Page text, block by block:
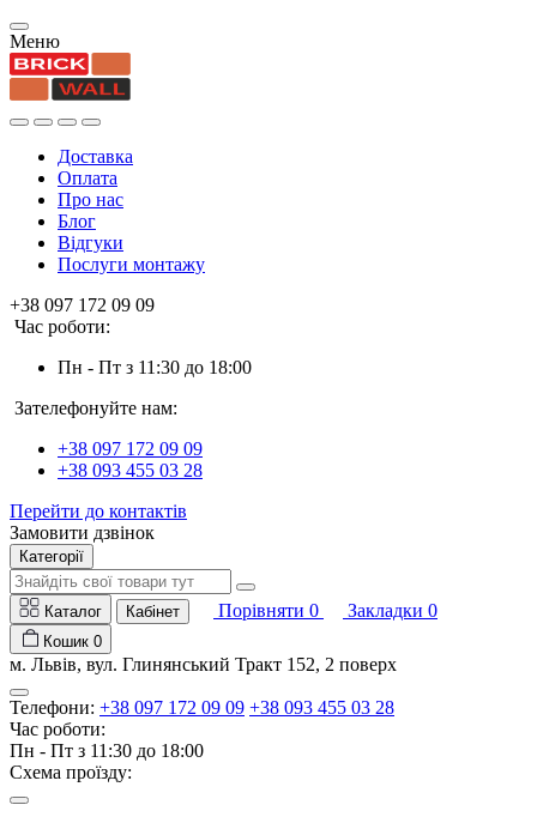
Меню
Доставка
Оплата
Про нас
Блог
Відгуки
Послуги монтажу
+38 097 172 09 09
Час роботи:
Пн - Пт з 11:30 до 18:00
Зателефонуйте нам:
+38 097 172 09 09
+38 093 455 03 28
Перейти до контактів
Замовити дзвінок
Категорії
Каталог Кабінет Порівняти 0 Закладки 0
Кошик 0
м. Львів, вул. Глинянський Тракт 152, 2 поверх
Телефони: +38 097 172 09 09 +38 093 455 03 28
Час роботи:
Пн - Пт з 11:30 до 18:00
Схема проїзду: